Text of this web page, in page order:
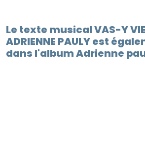
Le texte musical VAS-Y
ADRIENNE PAULY est
dans l'album Adrienne